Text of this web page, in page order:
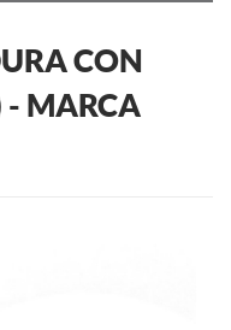
CON
- MARCA